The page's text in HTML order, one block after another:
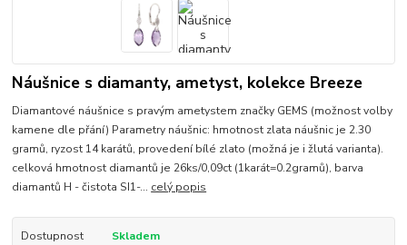
Náušnice s diamanty, ametyst, kolekce Breeze
Diamantové náušnice s pravým ametystem značky GEMS (možnost volby
kamene dle přání) Parametry náušnic: hmotnost zlata náušnic je 2.30
gramů, ryzost 14 karátů, provedení bílé zlato (možná je i žlutá varianta).
celková hmotnost diamantů je 26ks/0,09ct (1karát=0.2gramů), barva
diamantů H - čistota SI1-... celý popis
Dostupnost
Skladem